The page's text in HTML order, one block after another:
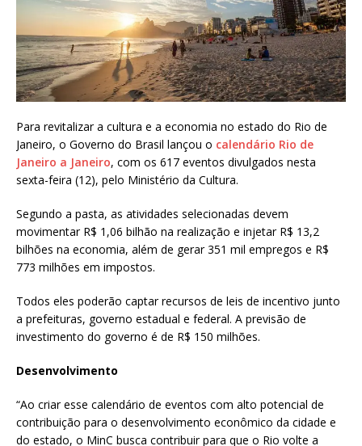
Para revitalizar a cultura e a economia no estado do Rio de
Janeiro, o Governo do Brasil lançou o calendário Rio de
Janeiro a Janeiro, com os 617 eventos divulgados nesta
sexta-feira (12), pelo Ministério da Cultura.
Segundo a pasta, as atividades selecionadas devem
movimentar R$ 1,06 bilhão na realização e injetar R$ 13,2
bilhões na economia, além de gerar 351 mil empregos e R$
773 milhões em impostos.
Todos eles poderão captar recursos de leis de incentivo junto
a prefeituras, governo estadual e federal. A previsão de
investimento do governo é de R$ 150 milhões.
Desenvolvimento
“Ao criar esse calendário de eventos com alto potencial de
contribuição para o desenvolvimento econômico da cidade e
do estado, o MinC busca contribuir para que o Rio volte a